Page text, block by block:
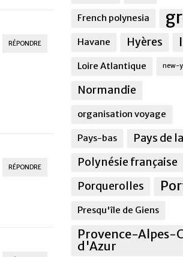
RÉPONDRE
RÉPONDRE
French polynesia
Havane Hyères
Loire Atlantique new-
Normandie
organisation voyage
Pays-bas
Pays de
Polynésie française
Porquerolles
Presqu'île de Giens
Provence-Alpes-
d'Azur